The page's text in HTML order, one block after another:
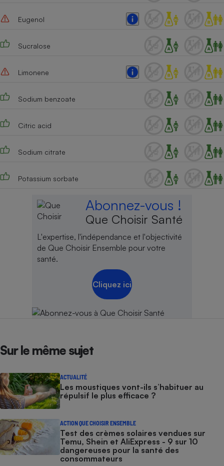
Eugenol
Sucralose
Limonene
Sodium benzoate
Citric acid
Sodium citrate
Potassium sorbate
Abonnez-vous !
Que Choisir Santé
L'expertise, l'indépendance et l'objectivité
de Que Choisir Ensemble pour votre
santé.
Cliquez ici
Sur le même sujet
ACTUALITÉ
Les moustiques vont-ils s’habituer au
répulsif le plus efficace ?
ACTION QUE CHOISIR ENSEMBLE
Test des crèmes solaires vendues sur
Temu, Shein et AliExpress - 9 sur 10
dangereuses pour la santé des
consommateurs